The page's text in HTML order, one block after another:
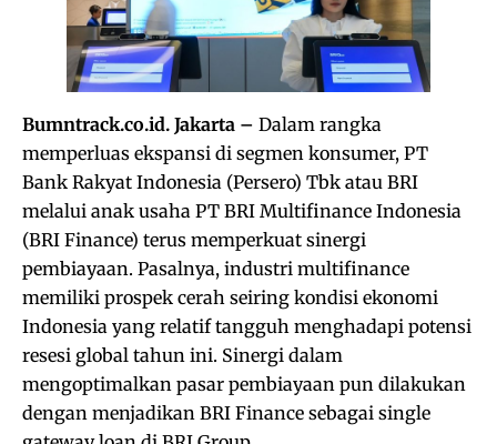
Bumntrack.co.id. Jakarta – Dalam rangka
memperluas ekspansi di segmen konsumer, PT
Bank Rakyat Indonesia (Persero) Tbk atau BRI
melalui anak usaha PT BRI Multifinance Indonesia
(BRI Finance) terus memperkuat sinergi
pembiayaan. Pasalnya, industri multifinance
memiliki prospek cerah seiring kondisi ekonomi
Indonesia yang relatif tangguh menghadapi potensi
resesi global tahun ini. Sinergi dalam
mengoptimalkan pasar pembiayaan pun dilakukan
dengan menjadikan BRI Finance sebagai single